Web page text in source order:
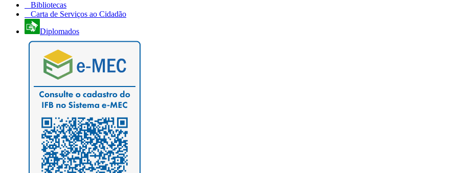
Bibliotecas
Carta de Serviços ao Cidadão
Diplomados